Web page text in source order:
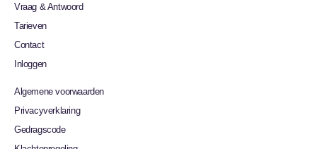
Vraag & Antwoord
Tarieven
Contact
Inloggen
Algemene voorwaarden
Privacyverklaring
Gedragscode